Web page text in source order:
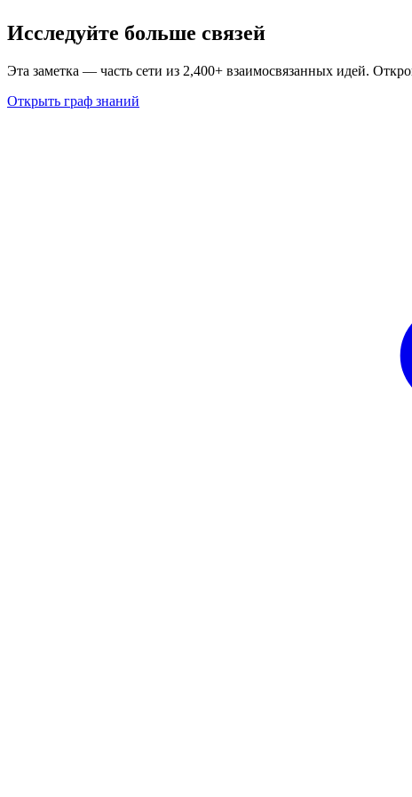
Исследуйте больше связей
Эта заметка — часть сети из 2,400+ взаимосвязанных идей.
Открыть граф знаний